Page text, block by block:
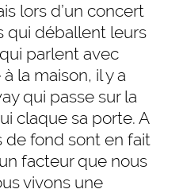
lors d’un concert
qui déballent leurs
parlent avec
la maison, il y a
qui passe sur la
claque sa porte. A
de fond sont en fait
facteur que nous
vivons une